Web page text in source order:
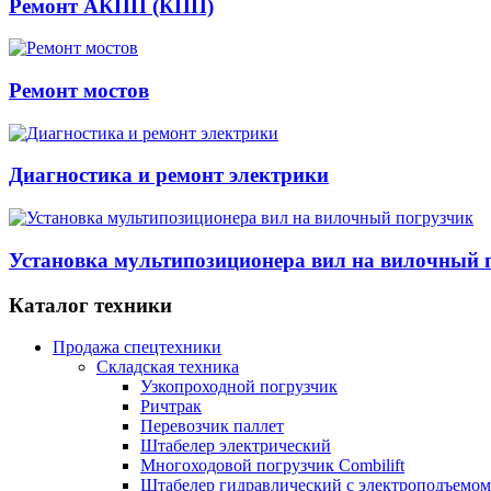
Ремонт АКПП (КПП)
Ремонт мостов
Диагностика и ремонт электрики
Установка мультипозиционера вил на вилочный
Каталог техники
Продажа спецтехники
Складская техника
Узкопроходной погрузчик
Ричтрак
Перевозчик паллет
Штабелер электрический
Многоходовой погрузчик Combilift
Штабелер гидравлический с электроподъемом